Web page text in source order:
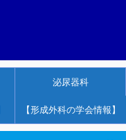
泌尿器科
【形成外科の学会情報】